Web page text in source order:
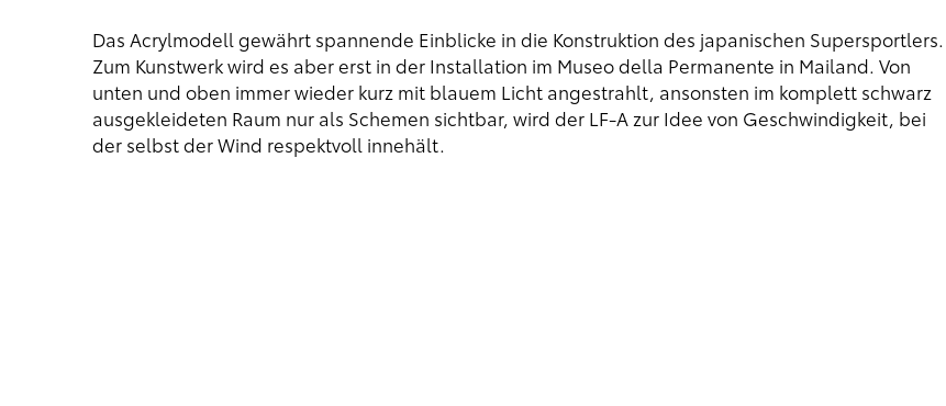
Das Acrylmodell gewährt spannende Einblicke in die Konstruktion des japanischen Supersportlers.
Zum Kunstwerk wird es aber erst in der Installation im Museo della Permanente in Mailand. Von
unten und oben immer wieder kurz mit blauem Licht angestrahlt, ansonsten im komplett schwarz
ausgekleideten Raum nur als Schemen sichtbar, wird der LF-A zur Idee von Geschwindigkeit, bei
der selbst der Wind respektvoll innehält.